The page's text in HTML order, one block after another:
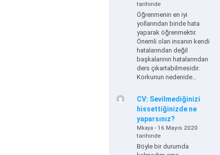
tarihinde
Öğrenmenin en iyi
yollarından biride hata
yaparak öğrenmektir.
Önemli olan insanın kendi
hatalarından değil
başkalarının hatalarından
ders çıkartabilmesidir.
Korkunun nedenide...
CV: Sevilmediğinizi
hissettiğinizde ne
yaparsınız?
Mkaya - 16 Mayıs 2020
tarihinde
Böyle bir durumda